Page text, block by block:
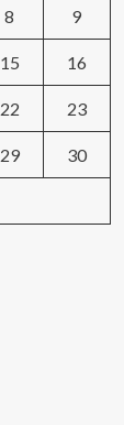
8 9
15 16
22 23
29 30